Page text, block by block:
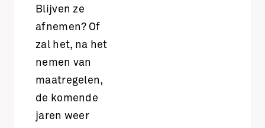
Blijven ze
afnemen? Of
zal het, na het
nemen van
maatregelen,
de komende
jaren weer